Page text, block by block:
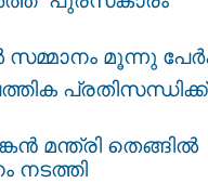
മൂന്നു
പ്രതിസന്ധിക്ക്
മന്ത്രി തെങ്ങില്‍
നടത്തി